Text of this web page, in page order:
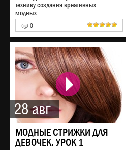
технику создания креативных
модных...
0
28 авг
МОДНЫЕ СТРИЖКИ ДЛЯ
ДЕВОЧЕК. УРОК 1